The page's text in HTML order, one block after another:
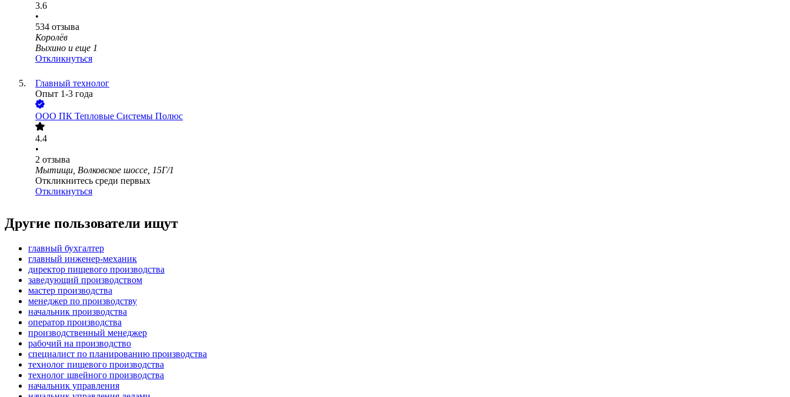
3.6
•
534 отзыва
Королёв
Выхино и еще 1
Откликнуться
Главный технолог
Опыт 1-3 года
ООО ПК Тепловые Системы Полюс
4.4
•
2 отзыва
Мытищи, Волковское шоссе, 15Г/1
Откликнитесь среди первых
Откликнуться
Другие пользователи ищут
главный бухгалтер
главный инженер-механик
директор пищевого производства
заведующий производством
мастер производства
менеджер по производству
начальник производства
оператор производства
производственный менеджер
рабочий на производство
специалист по планированию производства
технолог пищевого производства
технолог швейного производства
начальник управления